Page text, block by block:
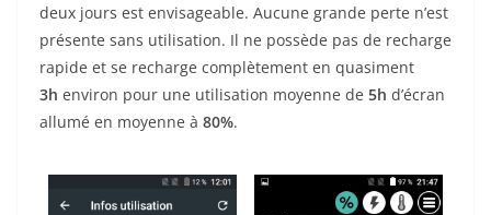
deux jours est envisageable. Aucune grande perte n’est
présente sans utilisation. Il ne possède pas de recharge
rapide et se recharge complètement en quasiment
3h environ pour une utilisation moyenne de 5h d’écran
allumé en moyenne à 80%.